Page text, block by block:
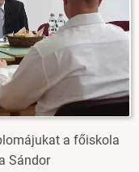
a főiskola
Sándor